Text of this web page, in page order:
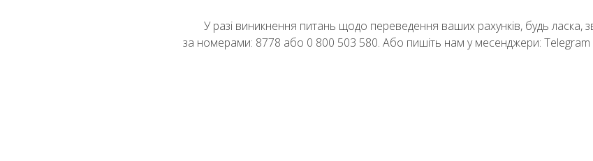
У разі виникнення питань щодо переведення ваших рахунків, будь ласка,
за номерами: 8778 або 0 800 503 580. Або пишіть нам у месенджери: Telegram